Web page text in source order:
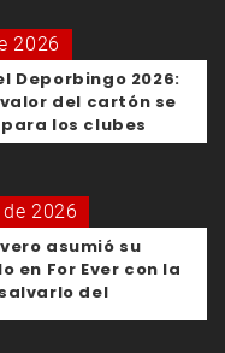
2026
Deporbingo 2026:
valor del cartón se
los clubes
2026
asumió su
en For Ever con la
del